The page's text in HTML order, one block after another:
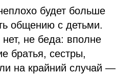
будет больше
общению с детьми.
не беда: вполне
братья, сестры,
на крайний случай —